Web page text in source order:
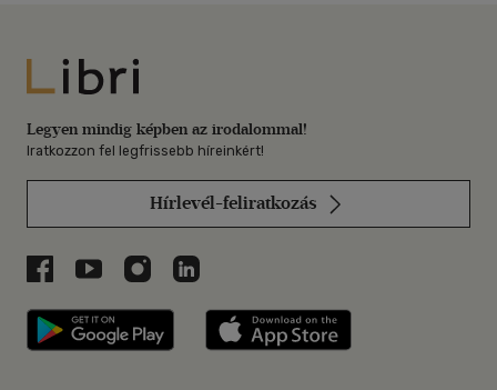
Libri
Legyen mindig képben az irodalommal!
Iratkozzon fel legfrissebb híreinkért!
Hírlevél-feliratkozás
Libri a Facebookon
Libri a Youtube-on
Libri az Instagramon
Libri a LinkedInen
Libri applikáció Szerezd meg: Google